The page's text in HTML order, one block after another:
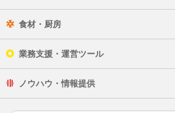
食材・厨房
業務支援・運営ツール
ノウハウ・情報提供